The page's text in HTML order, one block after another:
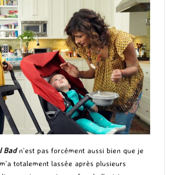
Badn’est pas forcément aussi bien que je
totalement lassée après plusieurs